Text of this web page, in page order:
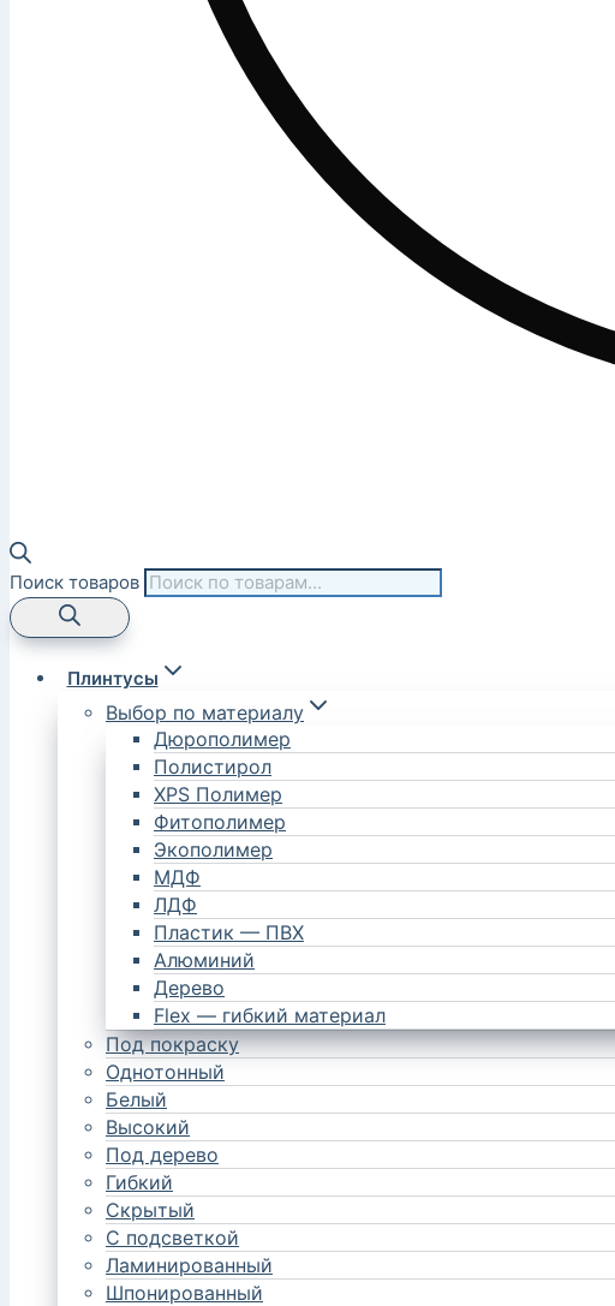
Поиск товаров
Плинтусы
Выбор по материалу
Дюрополимер
Полистирол
XPS Полимер
Фитополимер
Экополимер
МДФ
ЛДФ
Пластик — ПВХ
Алюминий
Дерево
Flex — гибкий материал
Под покраску
Однотонный
Белый
Высокий
Под дерево
Гибкий
Скрытый
С подсветкой
Ламинированный
Шпонированный